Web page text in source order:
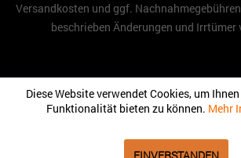
Versandkosten und ggf.
beschrieben Änderungen und Irrtümer
Diese Website verwendet Cookies, um
Funktionalität bieten zu können. Mehr